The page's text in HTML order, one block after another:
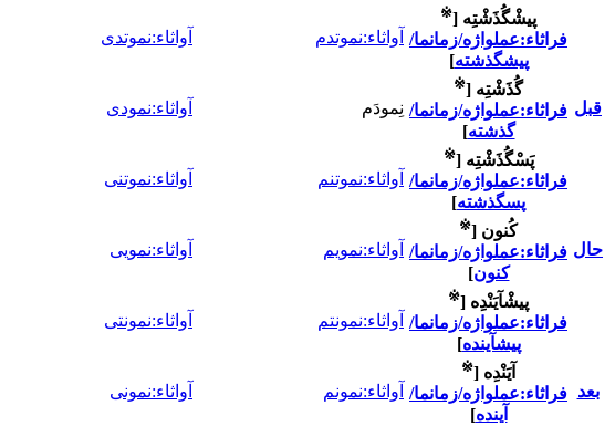
قبل
پیشْگُذَشْتِه [
※
فراثاء:عملواژه/زمانما/
پیشگذشته]
آواثاء:نموتدم آواثاء:نموتدی
گُذَشْتِه [
※
فراثاء:عملواژه/زمانما/
گذشته]
نِمودَم آواثاء:نمودی
پَسْگُذَشْتِه [
※
فراثاء:عملواژه/زمانما/
پسگذشته]
آواثاء:نموتنم آواثاء:نموتنی
حال
کُنون [
※
فراثاء:عملواژه/زمانما/
کنون]
آواثاء:نمویم آواثاء:نمویی
بعد
پیشْآیَنْدِه [
※
فراثاء:عملواژه/زمانما/
پیشآینده]
آواثاء:نمونتم آواثاء:نمونتی
آیَنْدِه [
※
فراثاء:عملواژه/زمانما/
آینده]
آواثاء:نمونم آواثاء:نمونی